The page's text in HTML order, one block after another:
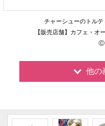
チャーシューのトル
【販売店舗】カフェ・オ
他の